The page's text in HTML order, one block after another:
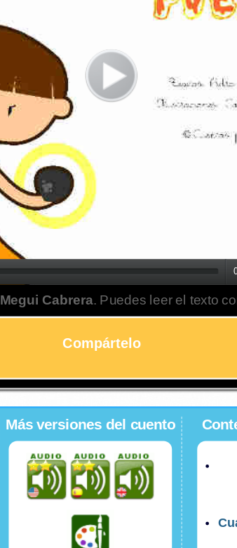
Megui Cabrera. Puedes leer el texto
Compártelo
Más versiones del cuento